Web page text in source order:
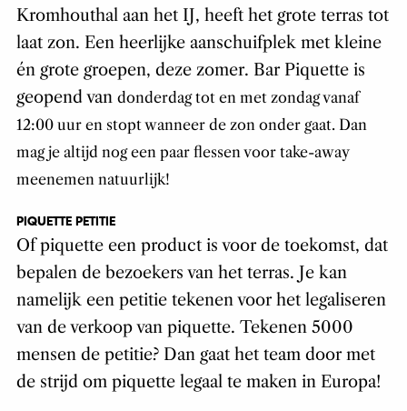
Kromhouthal aan het IJ, heeft het grote terras tot
laat zon. Een heerlijke aanschuifplek met kleine
én grote groepen, deze zomer. Bar Piquette is
geopend van donderdag tot en met zondag vanaf
12:00 uur en stopt wanneer de zon onder gaat. Dan
mag je altijd nog een paar flessen voor take-away
meenemen natuurlijk!
PIQUETTE PETITIE
Of piquette een product is voor de toekomst, dat
bepalen de bezoekers van het terras. Je kan
namelijk een petitie tekenen voor het legaliseren
van de verkoop van piquette. Tekenen 5000
mensen de petitie? Dan gaat het team door met
de strijd om piquette legaal te maken in Europa!